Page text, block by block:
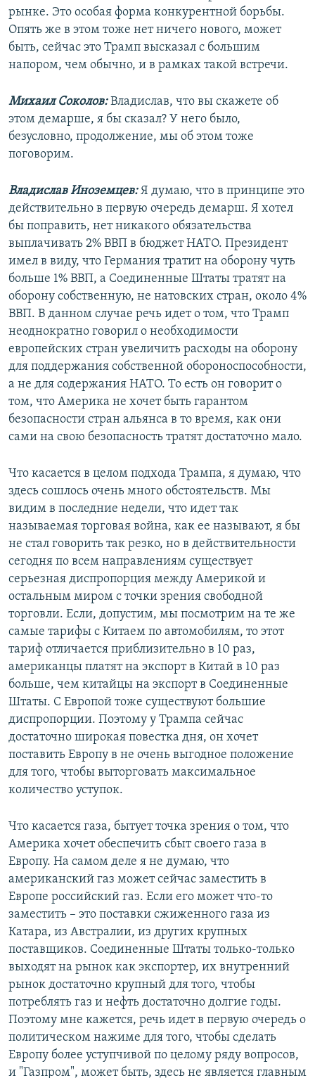
рынке. Это особая форма конкурентной борьбы.
Опять же в этом тоже нет ничего нового, может
быть, сейчас это Трамп высказал с большим
напором, чем обычно, и в рамках такой встречи.
Михаил Соколов:Владислав, что вы скажете об
этом демарше, я бы сказал? У него было,
безусловно, продолжение, мы об этом тоже
поговорим.
Владислав Иноземцев:Я думаю, что в принципе это
действительно в первую очередь демарш. Я хотел
бы поправить, нет никакого обязательства
выплачивать 2% ВВП в бюджет НАТО. Президент
имел в виду, что Германия тратит на оборону чуть
больше 1% ВВП, а Соединенные Штаты тратят на
оборону собственную, не натовских стран, около 4%
ВВП. В данном случае речь идет о том, что Трамп
неоднократно говорил о необходимости
европейских стран увеличить расходы на оборону
для поддержания собственной обороноспособности,
а не для содержания НАТО. То есть он говорит о
том, что Америка не хочет быть гарантом
безопасности стран альянса в то время, как они
сами на свою безопасность тратят достаточно мало.
Что касается в целом подхода Трампа, я думаю, что
здесь сошлось очень много обстоятельств. Мы
видим в последние недели, что идет так
называемая торговая война, как ее называют, я бы
не стал говорить так резко, но в действительности
сегодня по всем направлениям существует
серьезная диспропорция между Америкой и
остальным миром с точки зрения свободной
торговли. Если, допустим, мы посмотрим на те же
самые тарифы с Китаем по автомобилям, то этот
тариф отличается приблизительно в 10 раз,
американцы платят на экспорт в Китай в 10 раз
больше, чем китайцы на экспорт в Соединенные
Штаты. С Европой тоже существуют большие
диспропорции. Поэтому у Трампа сейчас
достаточно широкая повестка дня, он хочет
поставить Европу в не очень выгодное положение
для того, чтобы выторговать максимальное
количество уступок.
Что касается газа, бытует точка зрения о том, что
Америка хочет обеспечить сбыт своего газа в
Европу. На самом деле я не думаю, что
американский газ может сейчас заместить в
Европе российский газ. Если его может что-то
заместить – это поставки сжиженного газа из
Катара, из Австралии, из других крупных
поставщиков. Соединенные Штаты только-только
выходят на рынок как экспортер, их внутренний
рынок достаточно крупный для того, чтобы
потреблять газ и нефть достаточно долгие годы.
Поэтому мне кажется, речь идет в первую очередь о
политическом нажиме для того, чтобы сделать
Европу более уступчивой по целому ряду вопросов,
и "Газпром", может быть, здесь не является главным